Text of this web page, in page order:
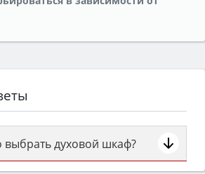
выбрать духовой шкаф?